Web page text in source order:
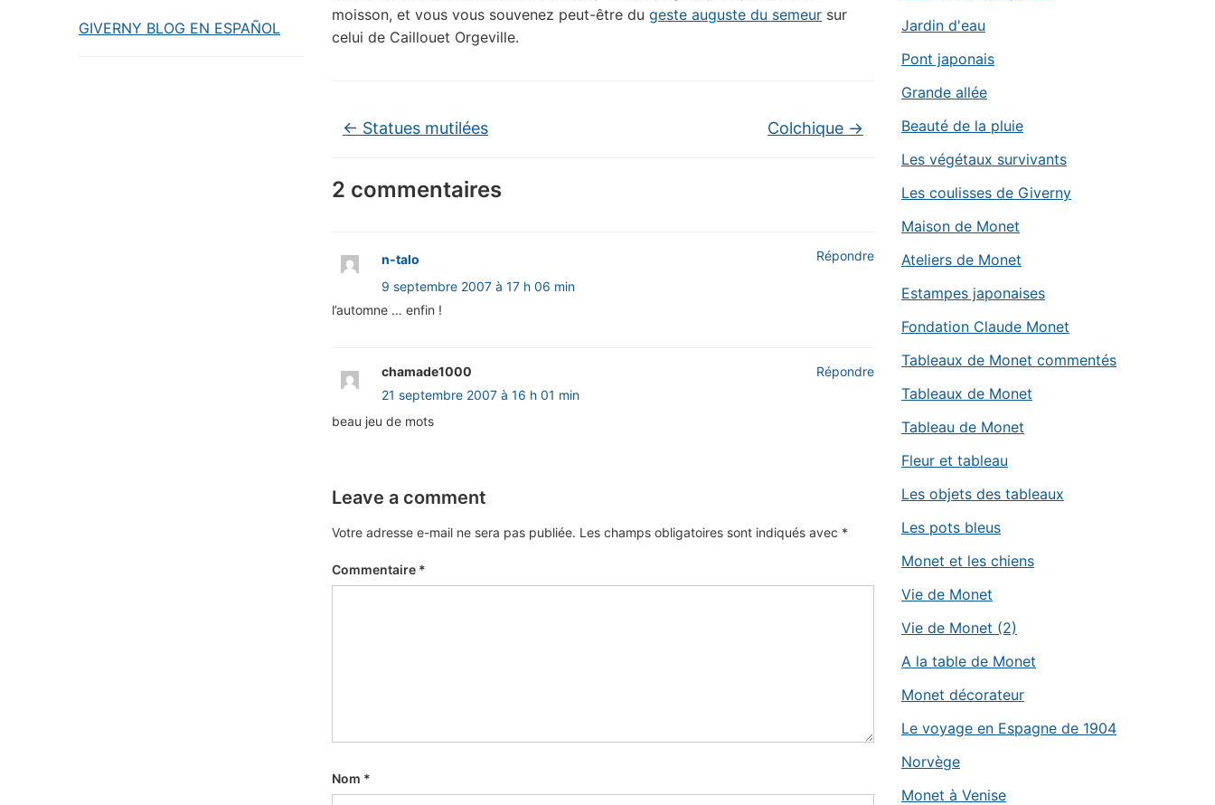
GIVERNY BLOG EN ESPAÑOL
moisson, et vous vous souvenez peut-être du geste auguste du semeur sur
celui de Caillouet Orgeville.
← Statues mutilées Colchique →
2 commentaires
n-talo
9 septembre 2007 à 17 h 06 min
l’automne … enfin !
Répondre
chamade1000
21 septembre 2007 à 16 h 01 min
beau jeu de mots
Répondre
Leave a comment
Votre adresse e-mail ne sera pas publiée. Les champs obligatoires sont indiqués avec *
Commentaire *
Nom *
Jardin d'eau
Pont japonais
Grande allée
Beauté de la pluie
Les végétaux survivants
Les coulisses de Giverny
Maison de Monet
Ateliers de Monet
Estampes japonaises
Fondation Claude Monet
Tableaux de Monet commentés
Tableaux de Monet
Tableau de Monet
Fleur et tableau
Les objets des tableaux
Les pots bleus
Monet et les chiens
Vie de Monet
Vie de Monet (2)
A la table de Monet
Monet décorateur
Le voyage en Espagne de 1904
Norvège
Monet à Venise